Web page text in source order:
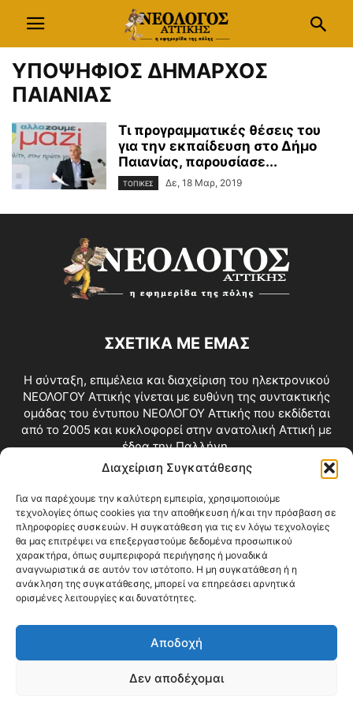
Διαχείριση Συγκατάθεσης
Για να παρέχουμε την καλύτερη εμπειρία, χρησιμοποιούμε
τεχνολογίες όπως cookies για την αποθήκευση ή/και την πρόσβαση σε
πληροφορίες συσκευών. Η συγκατάθεση για τις εν λόγω τεχνολογίες
θα μας επιτρέψει να επεξεργαστούμε δεδομένα προσωπικού
χαρακτήρα, όπως συμπεριφορά περιήγησης ή μοναδικά
αναγνωριστικά σε αυτόν τον ιστότοπο. Η μη συγκατάθεση ή η
ανάκληση της συγκατάθεσης, μπορεί να επηρεάσει αρνητικά
ορισμένες λειτουργίες και δυνατότητες.
Αποδοχή
Δεν αποδέχομαι
ΥΠΟΨΗΦΙΟΣ ΔΗΜΑΡΧΟΣ
ΠΑΙΑΝΙΑΣ
Τι προγραμματικές θέσεις του
για την εκπαίδευση στο Δήμο
Παιανίας, παρουσίασε...
ΤΟΠΙΚΕΣ Δε, 18 Μαρ, 2019
ΣΧΕΤΙΚΑ ΜΕ ΕΜΑΣ
Η σύνταξη, επιμέλεια και διαχείριση του ηλεκτρονικού
ΝΕΟΛΟΓΟΥ Αττικής γίνεται με ευθύνη της συντακτικής
ομάδας του έντυπου ΝΕΟΛΟΓΟΥ Αττικής που εκδίδεται
από το 2005 και κυκλοφορεί στην ανατολική Αττική με
έδρα την Παλλήνη.
Επικοινωνία:info@neologosattikis.gr
ΑΚΟΛΟΥΘΗΣΕ ΜΑΣ
Videos Όροι Χρήσης